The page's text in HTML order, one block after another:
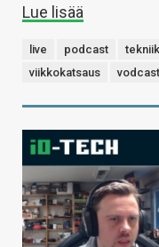
Lue lisää
live podcast
viikkokatsaus
vodcast